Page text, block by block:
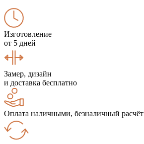
Изготовление
от 5 дней
Замер, дизайн
и доставка бесплатно
Оплата наличными, безналичный расчёт